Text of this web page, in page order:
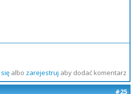
albo zarejestruj aby dodać komentarz
#25